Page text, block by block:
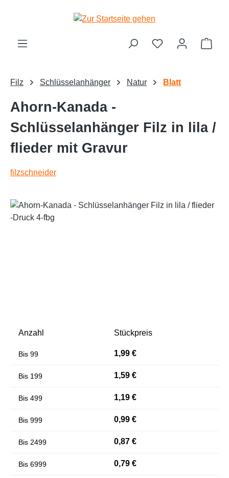
Filz Schlüsselanhänger Natur Blatt
Ahorn-Kanada -
Schlüsselanhänger Filz in lila /
flieder mit Gravur
filzschneider
Bildergalerie überspringen
Anzahl Stückpreis
Bis 99 1,99 €
Bis 199 1,59 €
Bis 499 1,19 €
Bis 999 0,99 €
Bis 2499 0,87 €
Bis 6999 0,79 €
Text vergrößern